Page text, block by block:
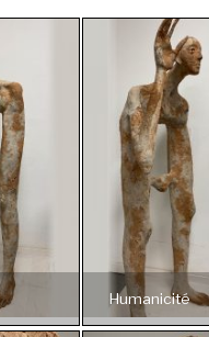
Humanicité